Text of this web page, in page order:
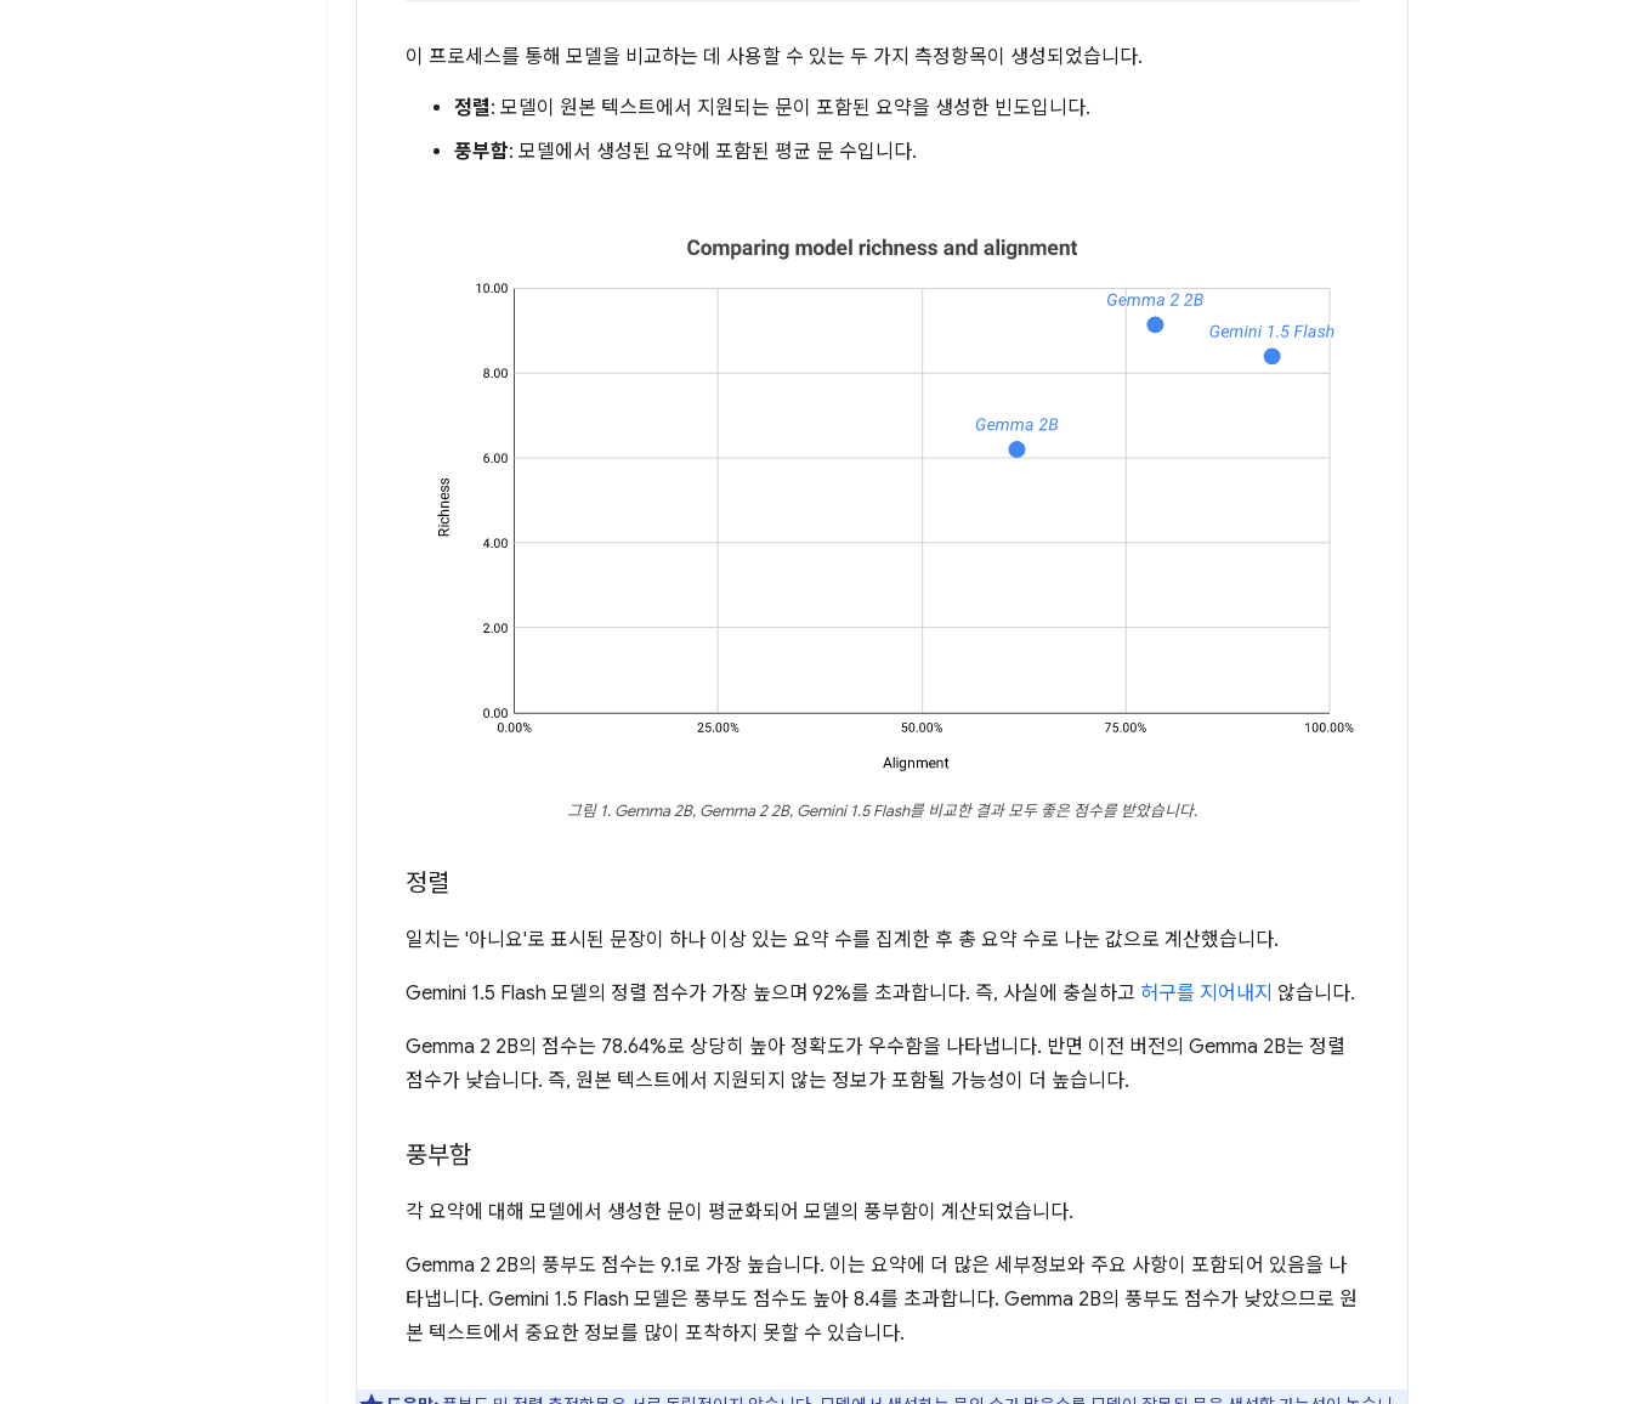
이 프로세스를 통해 모델을 비교하는 데 사용할 수 있는 두 가지 측정항목이 생성되었습니다.
정렬: 모델이 원본 텍스트에서 지원되는 문이 포함된 요약을 생성한 빈도입니다.
풍부함: 모델에서 생성된 요약에 포함된 평균 문 수입니다.
그림 1. Gemma 2B, Gemma 2 2B, Gemini 1.5 Flash를 비교한 결과 모두 좋은 점수를 받았습니다.
정렬
일치는 '아니요'로 표시된 문장이 하나 이상 있는 요약 수를 집계한 후 총 요약 수로 나눈 값으로 계산했습니다.
Gemini 1.5 Flash 모델의 정렬 점수가 가장 높으며 92%를 초과합니다. 즉, 사실에 충실하고 허구를 지어내지 않습니다.
Gemma 2 2B의 점수는 78.64%로 상당히 높아 정확도가 우수함을 나타냅니다. 반면 이전 버전의 Gemma 2B는 정렬
점수가 낮습니다. 즉, 원본 텍스트에서 지원되지 않는 정보가 포함될 가능성이 더 높습니다.
풍부함
각 요약에 대해 모델에서 생성한 문이 평균화되어 모델의 풍부함이 계산되었습니다.
Gemma 2 2B의 풍부도 점수는 9.1로 가장 높습니다. 이는 요약에 더 많은 세부정보와 주요 사항이 포함되어 있음을 나
타냅니다. Gemini 1.5 Flash 모델은 풍부도 점수도 높아 8.4를 초과합니다. Gemma 2B의 풍부도 점수가 낮았으므로 원
본 텍스트에서 중요한 정보를 많이 포착하지 못할 수 있습니다.